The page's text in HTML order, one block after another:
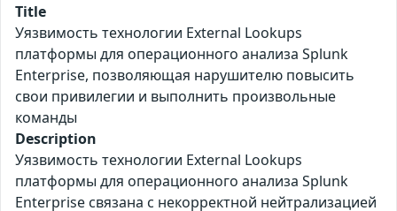
Title
Уязвимость технологии External Lookups
платформы для операционного анализа Splunk
Enterprise, позволяющая нарушителю повысить
свои привилегии и выполнить произвольные
команды
Description
Уязвимость технологии External Lookups
платформы для операционного анализа Splunk
Enterprise связана с некорректной нейтрализацией